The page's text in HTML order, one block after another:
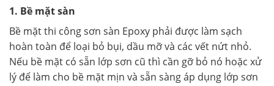
1. Bề mặt sàn
Bề mặt thi công sơn sàn Epoxy phải được làm sạch
hoàn toàn để loại bỏ bụi, dầu mỡ và các vết nứt nhỏ.
Nếu bề mặt có sẵn lớp sơn cũ thì cần gỡ bỏ nó hoặc xử
lý để làm cho bề mặt mịn và sẵn sàng áp dụng lớp sơn